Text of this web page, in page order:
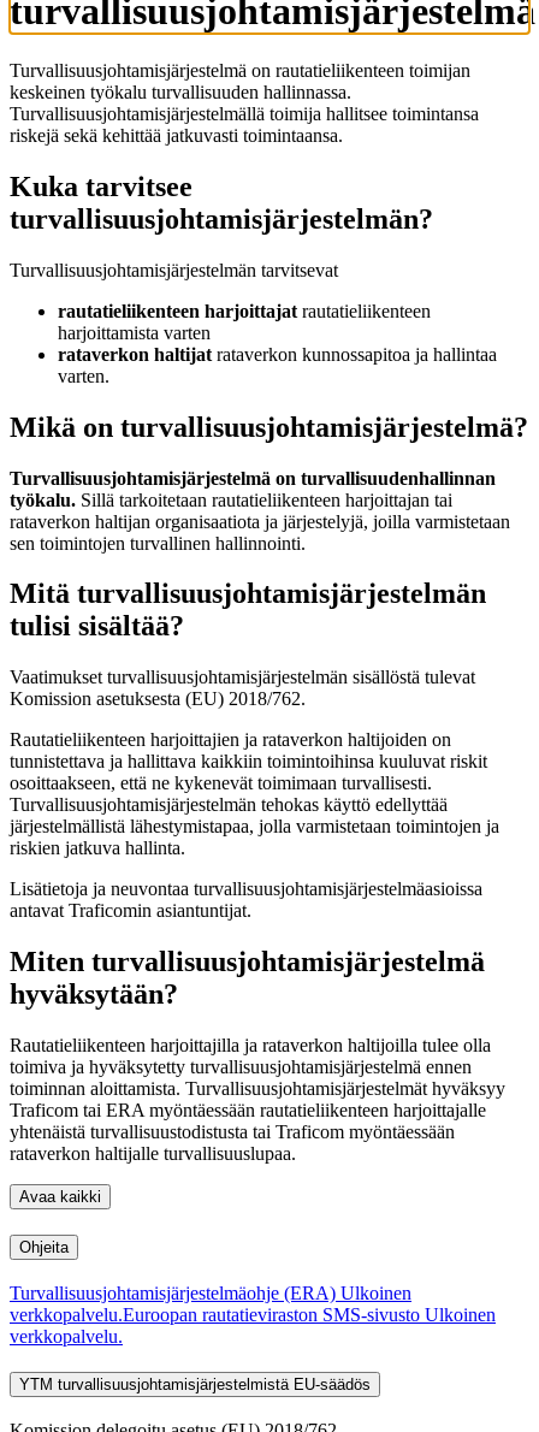
turvallisuusjohtamisjärjestelmä
Turvallisuusjohtamisjärjestelmä on rautatieliikenteen toimijan
keskeinen työkalu turvallisuuden hallinnassa.
Turvallisuusjohtamisjärjestelmällä toimija hallitsee toimintansa
riskejä sekä kehittää jatkuvasti toimintaansa.
Kuka tarvitsee
turvallisuusjohtamisjärjestelmän?
Turvallisuusjohtamisjärjestelmän tarvitsevat
rautatieliikenteen harjoittajat rautatieliikenteen
harjoittamista varten
rataverkon haltijat rataverkon kunnossapitoa ja hallintaa
varten.
Mikä on turvallisuusjohtamisjärjestelmä?
Turvallisuusjohtamisjärjestelmä on turvallisuudenhallinnan
työkalu. Sillä tarkoitetaan rautatieliikenteen harjoittajan tai
rataverkon haltijan organisaatiota ja järjestelyjä, joilla varmistetaan
sen toimintojen turvallinen hallinnointi.
Mitä turvallisuusjohtamisjärjestelmän
tulisi sisältää?
Vaatimukset turvallisuusjohtamisjärjestelmän sisällöstä tulevat
Komission asetuksesta (EU) 2018/762.
Rautatieliikenteen harjoittajien ja rataverkon haltijoiden on
tunnistettava ja hallittava kaikkiin toimintoihinsa kuuluvat riskit
osoittaakseen, että ne kykenevät toimimaan turvallisesti.
Turvallisuusjohtamisjärjestelmän tehokas käyttö edellyttää
järjestelmällistä lähestymistapaa, jolla varmistetaan toimintojen ja
riskien jatkuva hallinta.
Lisätietoja ja neuvontaa turvallisuusjohtamisjärjestelmäasioissa
antavat Traficomin asiantuntijat.
Miten turvallisuusjohtamisjärjestelmä
hyväksytään?
Rautatieliikenteen harjoittajilla ja rataverkon haltijoilla tulee olla
toimiva ja hyväksytetty turvallisuusjohtamisjärjestelmä ennen
toiminnan aloittamista. Turvallisuusjohtamisjärjestelmät hyväksyy
Traficom tai ERA myöntäessään rautatieliikenteen harjoittajalle
yhtenäistä turvallisuustodistusta tai Traficom myöntäessään
rataverkon haltijalle turvallisuuslupaa.
Avaa kaikki
Ohjeita
Turvallisuusjohtamisjärjestelmäohje (ERA) Ulkoinen
verkkopalvelu.Euroopan rautatieviraston SMS-sivusto Ulkoinen
verkkopalvelu.
YTM turvallisuusjohtamisjärjestelmistä EU-säädös